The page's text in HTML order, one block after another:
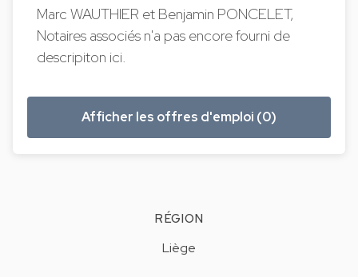
Marc WAUTHIER et Benjamin PONCELET,
Notaires associés n'a pas encore fourni de
descripiton ici.
Afficher les offres d'emploi (0)
RÉGION
Liège